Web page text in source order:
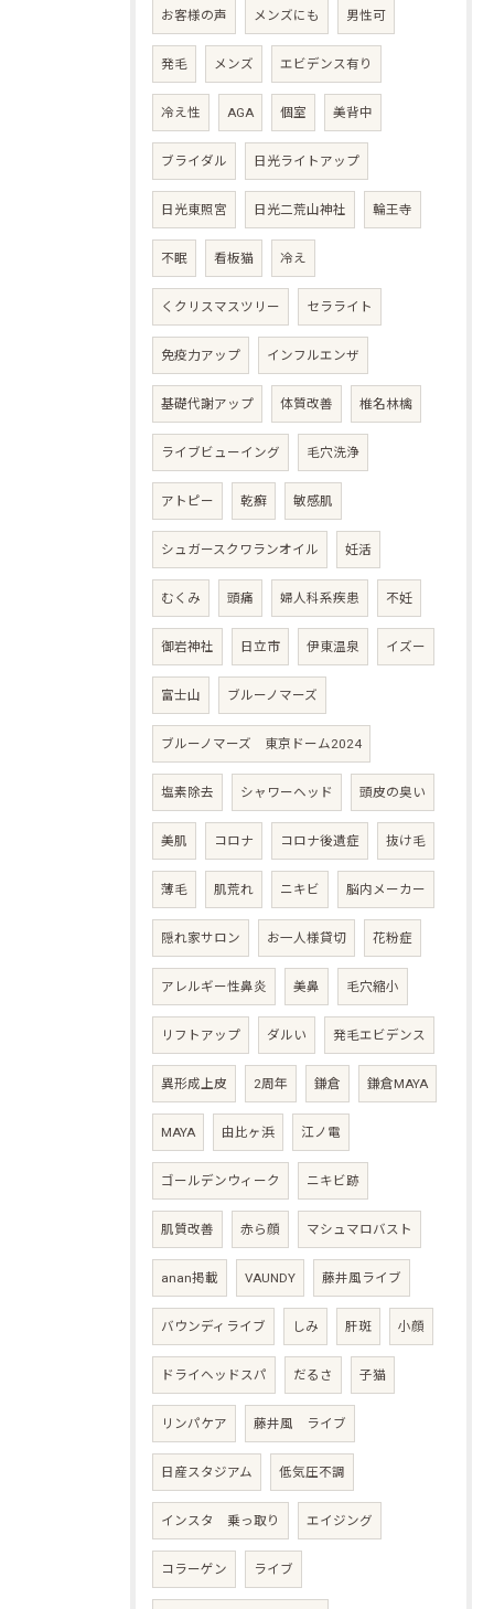
お客様の声 メンズにも 男性可
発毛 メンズ エビデンス有り
冷え性 AGA 個室 美背中
ブライダル 日光ライトアップ
日光東照宮 日光二荒山神社 輪王寺
不眠 看板猫 冷え
くクリスマスツリー セラライト
免疫力アップ インフルエンザ
基礎代謝アップ 体質改善 椎名林檎
ライブビューイング 毛穴洗浄
アトピー 乾癬 敏感肌
シュガースクワランオイル 妊活
むくみ 頭痛 婦人科系疾患 不妊
御岩神社 日立市 伊東温泉 イズー
富士山 ブルーノマーズ
ブルーノマーズ 東京ドーム2024
塩素除去 シャワーヘッド 頭皮の臭い
美肌 コロナ コロナ後遺症 抜け毛
薄毛 肌荒れ ニキビ 脳内メーカー
隠れ家サロン お一人様貸切 花粉症
アレルギー性鼻炎 美鼻 毛穴縮小
リフトアップ ダルい 発毛エビデンス
異形成上皮 2周年 鎌倉 鎌倉MAYA
MAYA 由比ヶ浜 江ノ電
ゴールデンウィーク ニキビ跡
肌質改善 赤ら顔 マシュマロバスト
anan掲載 VAUNDY 藤井風ライブ
バウンディライブ しみ 肝斑 小顔
ドライヘッドスパ だるさ 子猫
リンパケア 藤井風 ライブ
日産スタジアム 低気圧不調
インスタ 乗っ取り エイジング
コラーゲン ライブ